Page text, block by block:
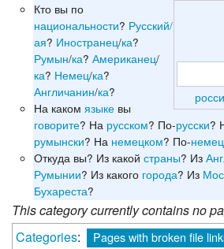
Кто вы по
национальности? Русский/
ая? Иностранец/ка?
Румын/ка?Американец/
ка? Немец/ка?
Англичанин/ка?
На какомязыке вы
говорите? На русском? По-русски?
румынски? На немецком? По-
Откуда вы? Из какойстраны? Из
Румынии? Из какого города? Из
Бухареста?
This category currently contains no
Categories: Pages with broken file